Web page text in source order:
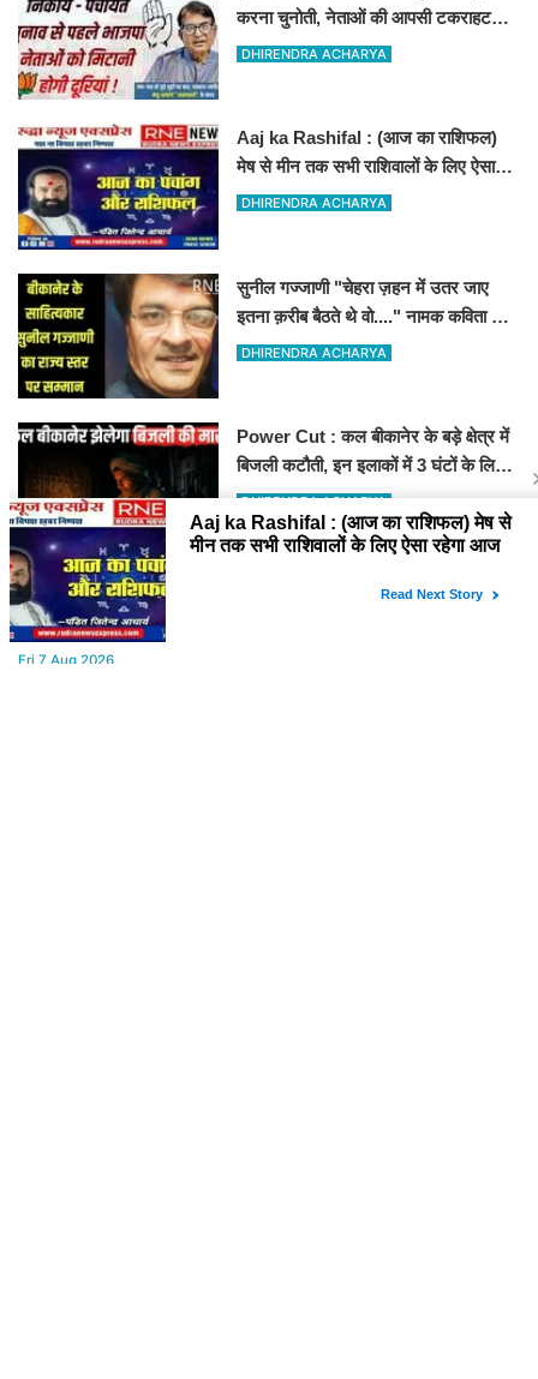
करना चुनोती, नेताओं की आपसी टकराहट
बढायेगी मुश्किलें
DHIRENDRA ACHARYA
Aaj ka Rashifal : (आज का राशिफल)
मेष से मीन तक सभी राशिवालों के लिए ऐसा
रहेगा आज का दिन !
DHIRENDRA ACHARYA
सुनील गज्जाणी "चेहरा ज़हन में उतर जाए
इतना क़रीब बैठते थे वो...." नामक कविता के
लिए राज्य स्तर पर सम्मानित होंगे
DHIRENDRA ACHARYA
Power Cut : कल बीकानेर के बड़े क्षेत्र में
बिजली कटौती, इन इलाकों में 3 घंटों के लिए
बिजली रहेगी गुल
DHIRENDRA ACHARYA
Fri,7 Aug 2026